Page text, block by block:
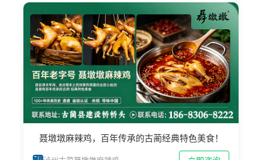
聂墩墩麻辣鸡，百年传承的古蔺经典特色美食！